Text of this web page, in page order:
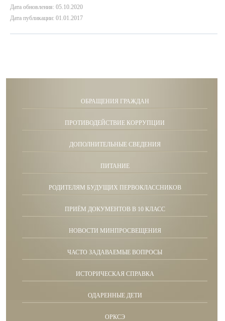
Дата обновления: 05.10.2020
Дата публикации: 01.01.2017
ОБРАЩЕНИЯ ГРАЖДАН
ПРОТИВОДЕЙСТВИЕ КОРРУПЦИИ
ДОПОЛНИТЕЛЬНЫЕ СВЕДЕНИЯ
ПИТАНИЕ
РОДИТЕЛЯМ БУДУЩИХ ПЕРВОКЛАССНИКОВ
ПРИЁМ ДОКУМЕНТОВ В 10 КЛАСС
НОВОСТИ МИНПРОСВЕЩЕНИЯ
ЧАСТО ЗАДАВАЕМЫЕ ВОПРОСЫ
ИСТОРИЧЕСКАЯ СПРАВКА
ОДАРЕННЫЕ ДЕТИ
ОРКСЭ